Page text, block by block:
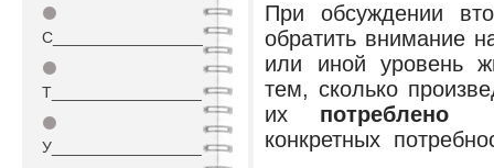
⚫
С_________________
⚫
Т_________________
⚫
У_________________
При обсуждении
обратить внимание
или иной уровень
тем, сколько
их потреблено
конкретных